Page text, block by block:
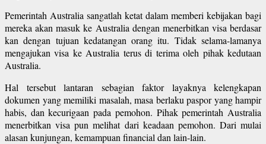
Pemerintah Australia sangatlah ketat dalam memberi kebijakan bagi
mereka akan masuk ke Australia dengan menerbitkan visa berdasar
kan dengan tujuan kedatangan orang itu. Tidak selama-lamanya
mengajukan visa ke Australia terus di terima oleh pihak kedutaan
Australia.
Hal tersebut lantaran sebagian faktor layaknya kelengkapan
dokumen yang memiliki masalah, masa berlaku paspor yang hampir
habis, dan kecurigaan pada pemohon. Pihak pemerintah Australia
menerbitkan visa pun melihat dari keadaan pemohon. Dari mulai
alasan kunjungan, kemampuan financial dan lain-lain.